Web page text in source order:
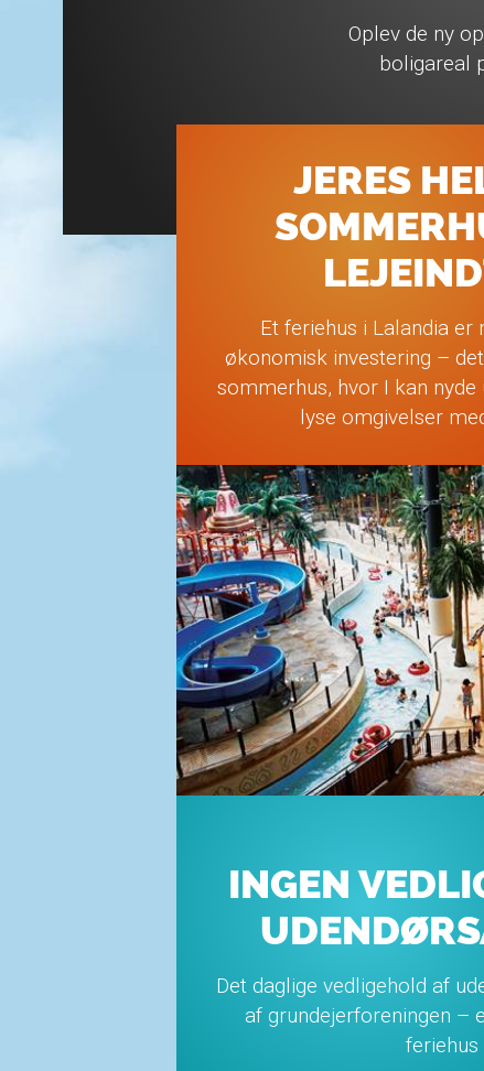
Oplev de ny
boligareal
JERES
Et feriehus i Lalandia er
økonomisk investering –
sommerhus, hvor I kan
lyse omgivelser
INGEN
Det daglige vedligehold af
af grundejerforeningen –
feriehus